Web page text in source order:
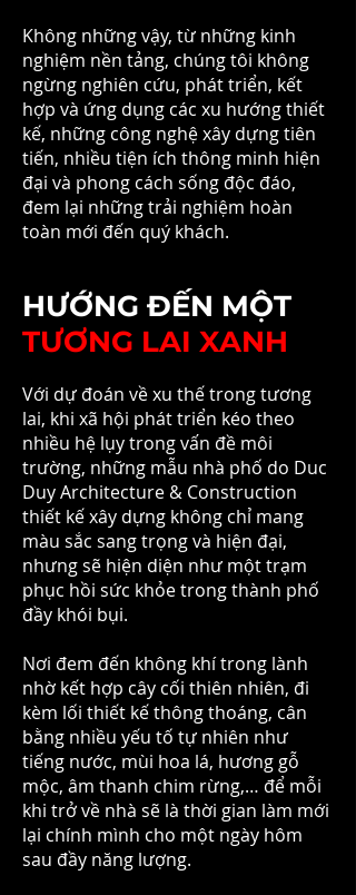
Không những vậy, từ những kinh
nghiệm nền tảng, chúng tôi không
ngừng nghiên cứu, phát triển, kết
hợp và ứng dụng các xu hướng thiết
kế, những công nghệ xây dựng tiên
tiến, nhiều tiện ích thông minh hiện
đại và phong cách sống độc đáo,
đem lại những trải nghiệm hoàn
toàn mới đến quý khách.
HƯỚNG ĐẾN MỘT
TƯƠNG LAI XANH
Với dự đoán về xu thế trong tương
lai, khi xã hội phát triển kéo theo
nhiều hệ lụy trong vấn đề môi
trường, những mẫu nhà phố do Duc
Duy Architecture & Construction
thiết kế xây dựng không chỉ mang
màu sắc sang trọng và hiện đại,
nhưng sẽ hiện diện như một trạm
phục hồi sức khỏe trong thành phố
đầy khói bụi.
Nơi đem đến không khí trong lành
nhờ kết hợp cây cối thiên nhiên, đi
kèm lối thiết kế thông thoáng, cân
bằng nhiều yếu tố tự nhiên như
tiếng nước, mùi hoa lá, hương gỗ
mộc, âm thanh chim rừng,… để mỗi
khi trở về nhà sẽ là thời gian làm mới
lại chính mình cho một ngày hôm
sau đầy năng lượng.